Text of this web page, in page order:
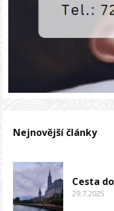
Nejnovější články
Cesta
29.7.2025